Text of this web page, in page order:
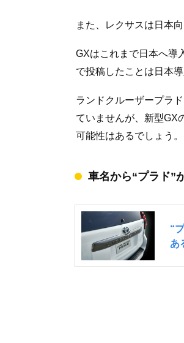
また、レクサスは日本
GXはこれまで日本へ導
で投稿したことは日本
ランドクルーザープラ
ていませんが、新型GX
可能性はあるでしょう。
車名から“プラド”